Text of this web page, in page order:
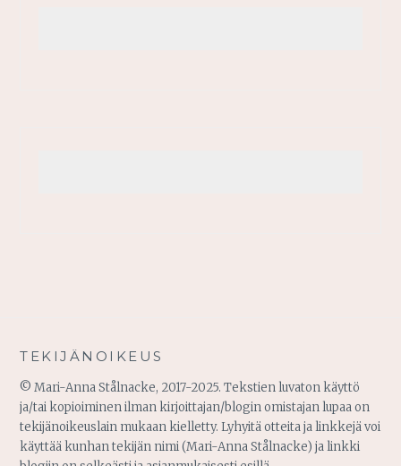
TEKIJÄNOIKEUS
© Mari-Anna Stålnacke, 2017-2025. Tekstien luvaton käyttö
ja/tai kopioiminen ilman kirjoittajan/blogin omistajan lupaa on
tekijänoikeuslain mukaan kielletty. Lyhyitä otteita ja linkkejä voi
käyttää kunhan tekijän nimi (Mari-Anna Stålnacke) ja linkki